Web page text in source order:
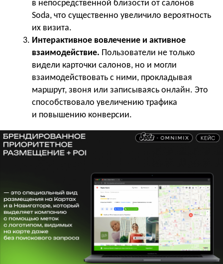
в непосредственной близости от салонов
Soda, что существенно увеличило вероятность
их визита.
Интерактивное вовлечение и активное
взаимодействие. Пользователи не только
видели карточки салонов, но и могли
взаимодействовать с ними, прокладывая
маршрут, звоня или записываясь онлайн. Это
способствовало увеличению трафика
и повышению конверсии.